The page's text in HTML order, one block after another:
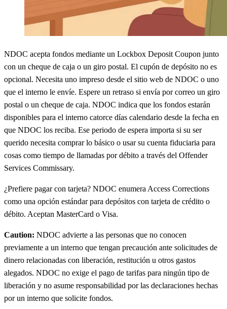
NDOC acepta fondos mediante un Lockbox Deposit Coupon junto
con un cheque de caja o un giro postal. El cupón de depósito no es
opcional. Necesita uno impreso desde el sitio web de NDOC o uno
que el interno le envíe. Espere un retraso si envía por correo un giro
postal o un cheque de caja. NDOC indica que los fondos estarán
disponibles para el interno catorce días calendario desde la fecha en
que NDOC los reciba. Ese periodo de espera importa si su ser
querido necesita comprar lo básico o usar su cuenta fiduciaria para
cosas como tiempo de llamadas por débito a través del Offender
Services Commissary.
¿Prefiere pagar con tarjeta? NDOC enumera Access Corrections
como una opción estándar para depósitos con tarjeta de crédito o
débito. Aceptan MasterCard o Visa.
Caution: NDOC advierte a las personas que no conocen
previamente a un interno que tengan precaución ante solicitudes de
dinero relacionadas con liberación, restitución u otros gastos
alegados. NDOC no exige el pago de tarifas para ningún tipo de
liberación y no asume responsabilidad por las declaraciones hechas
por un interno que solicite fondos.